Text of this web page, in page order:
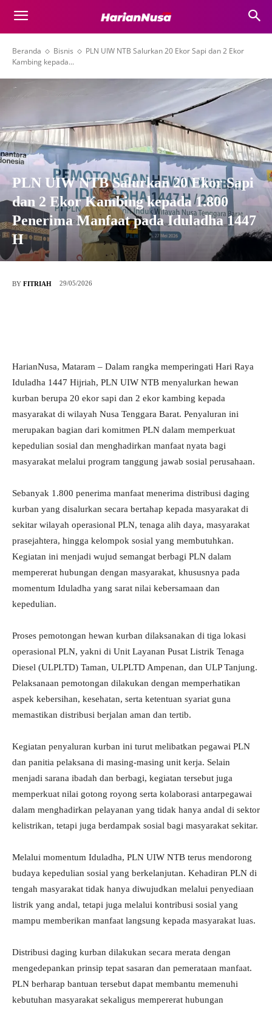
Beranda Bisnis
PLN UIW NTB Salurkan 20 Ekor Sapi dan 2 Ekor
Kambing kepada...
PLN UIW NTB Salurkan 20 Ekor Sapi
dan 2 Ekor Kambing kepada 1.800
Penerima Manfaat pada Iduladha 1447
H
BY FITRIAH 29/05/2026
HarianNusa, Mataram – Dalam rangka memperingati Hari Raya
Iduladha 1447 Hijriah, PLN UIW NTB menyalurkan hewan
kurban berupa 20 ekor sapi dan 2 ekor kambing kepada
masyarakat di wilayah Nusa Tenggara Barat. Penyaluran ini
merupakan bagian dari komitmen PLN dalam memperkuat
kepedulian sosial dan menghadirkan manfaat nyata bagi
masyarakat melalui program tanggung jawab sosial perusahaan.
Sebanyak 1.800 penerima manfaat menerima distribusi daging
kurban yang disalurkan secara bertahap kepada masyarakat di
sekitar wilayah operasional PLN, tenaga alih daya, masyarakat
prasejahtera, hingga kelompok sosial yang membutuhkan.
Kegiatan ini menjadi wujud semangat berbagi PLN dalam
mempererat hubungan dengan masyarakat, khususnya pada
momentum Iduladha yang sarat nilai kebersamaan dan
kepedulian.
Proses pemotongan hewan kurban dilaksanakan di tiga lokasi
operasional PLN, yakni di Unit Layanan Pusat Listrik Tenaga
Diesel (ULPLTD) Taman, ULPLTD Ampenan, dan ULP Tanjung.
Pelaksanaan pemotongan dilakukan dengan memperhatikan
aspek kebersihan, kesehatan, serta ketentuan syariat guna
memastikan distribusi berjalan aman dan tertib.
Kegiatan penyaluran kurban ini turut melibatkan pegawai PLN
dan panitia pelaksana di masing-masing unit kerja. Selain
menjadi sarana ibadah dan berbagi, kegiatan tersebut juga
memperkuat nilai gotong royong serta kolaborasi antarpegawai
dalam menghadirkan pelayanan yang tidak hanya andal di sektor
kelistrikan, tetapi juga berdampak sosial bagi masyarakat sekitar.
Melalui momentum Iduladha, PLN UIW NTB terus mendorong
budaya kepedulian sosial yang berkelanjutan. Kehadiran PLN di
tengah masyarakat tidak hanya diwujudkan melalui penyediaan
listrik yang andal, tetapi juga melalui kontribusi sosial yang
mampu memberikan manfaat langsung kepada masyarakat luas.
Distribusi daging kurban dilakukan secara merata dengan
mengedepankan prinsip tepat sasaran dan pemerataan manfaat.
PLN berharap bantuan tersebut dapat membantu memenuhi
kebutuhan masyarakat sekaligus mempererat hubungan